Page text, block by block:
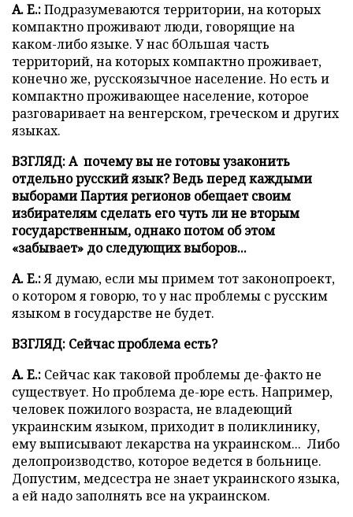
А. Е.:Подразумеваются территории, на которых
компактно проживают люди, говорящие на
каком-либо языке. У нас бОльшая часть
территорий, на которых компактно проживает,
конечно же, русскоязычное население. Но есть и
компактно проживающее население, которое
разговаривает на венгерском, греческом и других
языках.
ВЗГЛЯД: А почему вы не готовы узаконить
отдельно русский язык? Ведь перед каждыми
выборами Партия регионов обещает своим
избирателям сделать его чуть ли не вторым
государственным, однако потом об этом
«забывает» до следующих выборов...
А. Е.:Я думаю, если мы примем тот законопроект,
о котором я говорю, то у нас проблемы с русским
языком в государстве не будет.
ВЗГЛЯД: Сейчас проблема есть?
А. Е.: Сейчас как таковой проблемы де-факто не
существует. Но проблема де-юре есть. Например,
человек пожилого возраста, не владеющий
украинским языком, приходит в поликлинику,
ему выписывают лекарства на украинском... Либо
делопроизводство, которое ведется в больнице.
Допустим, медсестра не знает украинского языка,
а ей надо заполнять все на украинском.